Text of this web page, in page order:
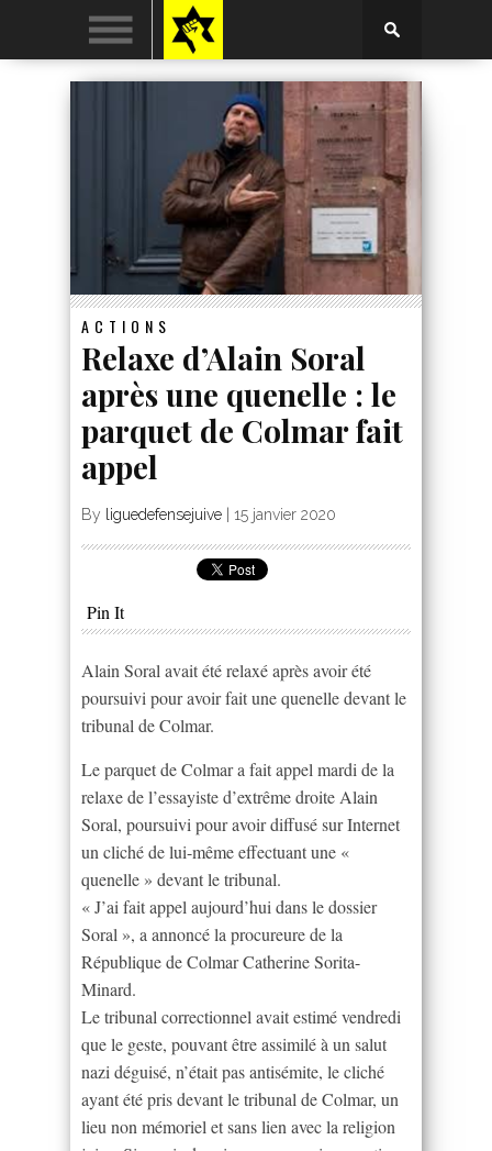
ACTIONS
Relaxe d’Alain Soral
après une quenelle : le
parquet de Colmar fait
appel
By liguedefensejuive 15 janvier 2020
Pin It
Alain Soral avait été relaxé après avoir été
poursuivi pour avoir fait une quenelle devant le
tribunal de Colmar.
Le parquet de Colmar a fait appel mardi de la
relaxe de l’essayiste d’extrême droite Alain
Soral, poursuivi pour avoir diffusé sur Internet
un cliché de lui-même effectuant une «
quenelle » devant le tribunal.
« J’ai fait appel aujourd’hui dans le dossier
Soral », a annoncé la procureure de la
République de Colmar Catherine Sorita-
Minard.
Le tribunal correctionnel avait estimé vendredi
que le geste, pouvant être assimilé à un salut
nazi déguisé, n’était pas antisémite, le cliché
ayant été pris devant le tribunal de Colmar, un
lieu non mémoriel et sans lien avec la religion